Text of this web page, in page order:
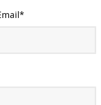
*